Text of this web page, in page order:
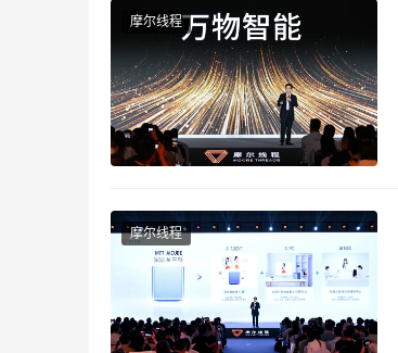
图：
字节
裁洪
定坤
摩尔线程
摩尔线程